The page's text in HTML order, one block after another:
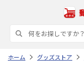
ホーム グッズストア